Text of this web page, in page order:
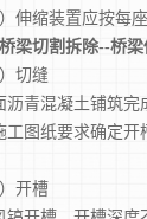
缩装置应按每座
梁切割拆除--桥
切缝
混凝土铺筑完成
工图纸要求确定开
开槽